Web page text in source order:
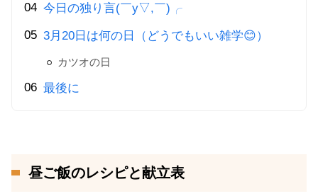
今日の独り言(￣y▽,￣)╭
3月20日は何の日（どうでもいい雑学😊）
カツオの日
最後に
昼ご飯のレシピと献立表